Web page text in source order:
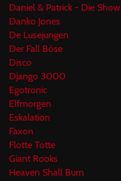
Daniel & Patrick - Die Show
Danko Jones
De Lusejungen
Der Fall Böse
Disco
Django 3000
Egotronic
Elfmorgen
Eskalation
Faxon
Flotte Totte
Giant Rooks
Heaven Shall Burn